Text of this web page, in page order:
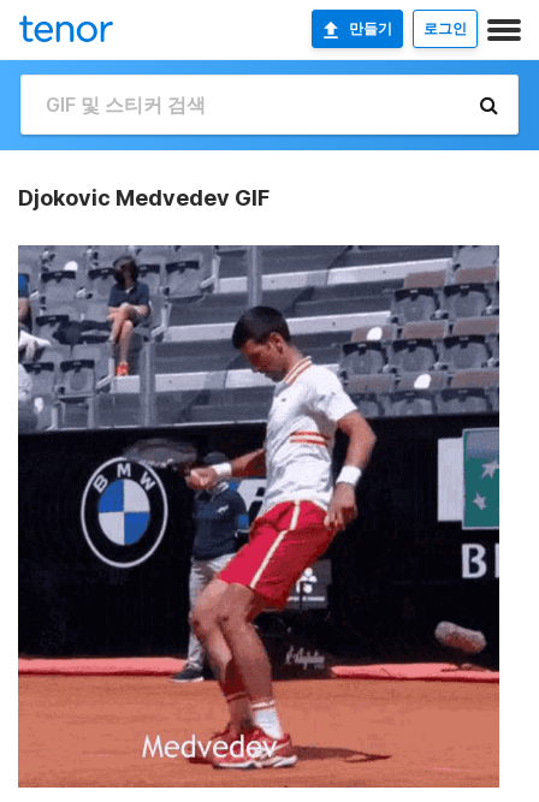
만들기 로그인
Djokovic Medvedev GIF